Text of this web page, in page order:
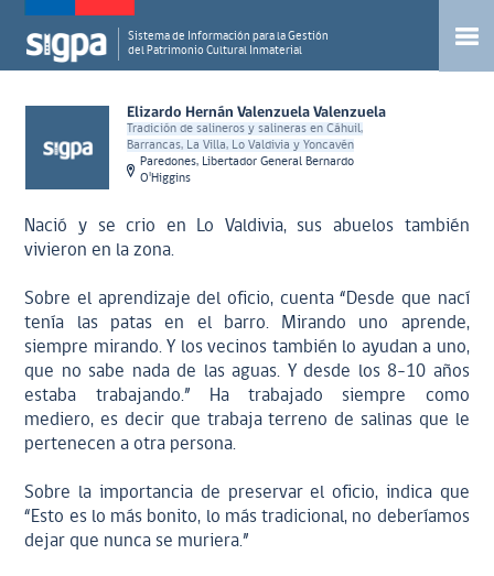
Sistema de Información para la Gestión
del Patrimonio Cultural Inmaterial
Elizardo Hernán Valenzuela Valenzuela
Tradición de salineros y salineras en Cáhuil,
Barrancas, La Villa, Lo Valdivia y Yoncavén
Paredones, Libertador General Bernardo
O'Higgins
Nació y se crio en Lo Valdivia, sus abuelos también
vivieron en la zona.
Sobre el aprendizaje del oficio, cuenta “Desde que nací
tenía las patas en el barro. Mirando uno aprende,
siempre mirando. Y los vecinos también lo ayudan a uno,
que no sabe nada de las aguas. Y desde los 8-10 años
estaba trabajando.” Ha trabajado siempre como
mediero, es decir que trabaja terreno de salinas que le
pertenecen a otra persona.
Sobre la importancia de preservar el oficio, indica que
“Esto es lo más bonito, lo más tradicional, no deberíamos
dejar que nunca se muriera.”